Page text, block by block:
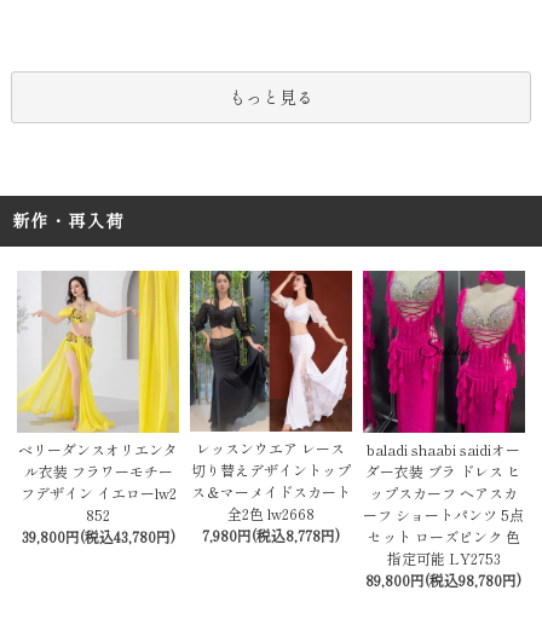
もっと見る
新作・再入荷
ベリーダンスオリエンタ
ル衣装 フラワーモチー
フデザイン イエローlw2
852
39,800円(税込43,780円)
レッスンウエア レース
切り替えデザイントップ
ス＆マーメイドスカート
全2色 lw2668
7,980円(税込8,778円)
baladi shaabi saidiオー
ダー衣装 ブラ ドレス ヒ
ップスカーフ ヘアスカ
ーフ ショートパンツ 5点
セット ローズピンク 色
指定可能 LY2753
89,800円(税込98,780円)